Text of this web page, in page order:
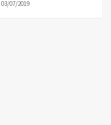
03/07/2019